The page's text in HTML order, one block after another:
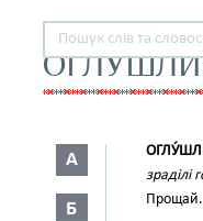
А
Б
зраділі